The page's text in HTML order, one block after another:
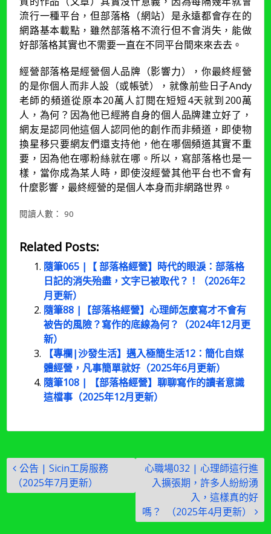
流行一種平台，但部落格（網站）是永遠都會存在的
網路基本載點，雖然部落格不流行但不會消失，能做
好部落格其實也不需要一直在不同平台間來來去去。
經營部落格是經營個人品牌（影響力），你最終經營
的是你個人而非人設（或帳號），就像前些日子Andy
老師的頻道從原本20萬人訂閱在短短4天就到200萬
人，為何？因為他已經將自身的個人品牌建立好了，
網友是認同他這個人認同他的創作而非頻道，即使物
換星移只要網友們還支持他，他在哪個頻道其實不重
要，因為他在哪粉絲就在哪。所以，寫部落格也是一
樣，當你成為某人時，即使沒經營其他平台也不會有
什麼影響，最終經營的是個人本身而非網路世界。
閱讀人數： 90
Related Posts:
隨筆065 |【 部落格經營】時代的眼淚：部落格
日記的消失殆盡，文字已被取代？！（2026年2
月更新）
隨筆88 |【部落格經營】心理師怎麼寫才不會有
被告的風險？寫作的底線為何？（2024年12月更
新）
【專欄|沙發生活】邁入極簡生活12：簡化自媒
體經營，凡事簡單就好（2025年6月更新）
隨筆108 | 【部落格經營】聊聊寫作的讀者意識
這檔事（2025年12月更新）
文
章
導
公告 | Sicin工房服務
（2025年7月更新）
心職場032 | 心理師這行進
入擴張期，許多人紛紛湧
入，這樣真的好
嗎？ （2025年4月更新）